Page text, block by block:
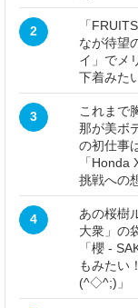
2
「
なが待望
イ」でメ
下着みた
3
これまで
那が美ボ
の初仕事
「
挑戦への
4
あの桜樹
大衆」の
「櫻 -
もみたい
(^◇^;)」